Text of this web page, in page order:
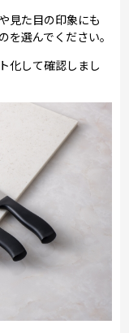
見た目の印象にも
選んでください。
化して確認しまし